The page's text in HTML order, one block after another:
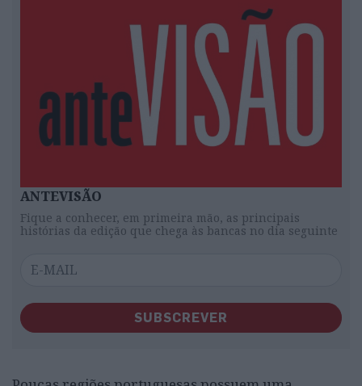
ANTEVISÃO
Fique a conhecer, em primeira mão, as principais
histórias da edição que chega às bancas no dia seguinte
SUBSCREVER